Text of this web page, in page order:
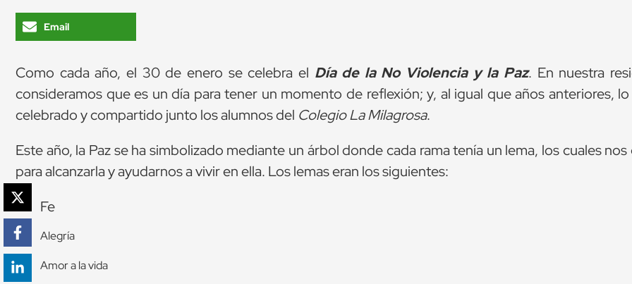
Email
Como cada año, el 30 de enero se celebra el Día de la No Violencia y la Paz. En nuestra
consideramos que es un día para tener un momento de reflexión; y, al igual que años anteriores,
celebrado y compartido junto los alumnos del Colegio La Milagrosa.
Este año, la Paz se ha simbolizado mediante un árbol donde cada rama tenía un lema, los cuales nos
para alcanzarla y ayudarnos a vivir en ella. Los lemas eran los siguientes:
Fe
Alegría
Amor a la vida